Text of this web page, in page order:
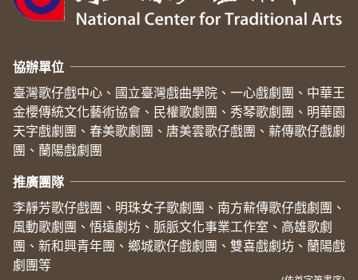
協辦單位
臺灣歌仔戲中心、國立臺灣戲曲學院、一心戲劇團、中華王
金櫻傳統文化藝術協會、民權歌劇團、秀琴歌劇團、明華園
天字戲劇團、春美歌劇團、唐美雲歌仔戲團、薪傳歌仔戲劇
團、蘭陽戲劇團
推廣團隊
李靜芳歌仔戲團、明珠女子歌劇團、南方薪傳歌仔戲劇團、
風動歌劇團、悟遠劇坊、脈脈文化事業工作室、高雄歌劇
團、新和興青年團、鄉城歌仔戲劇團、雙喜戲劇坊、蘭陽戲
劇團等